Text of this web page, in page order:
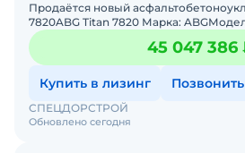
Продаётся новый
7820ABG Titan 7820 Марка:
техники:
г.Мощность:
45 047 386
Купить в лизинг Позвонить
Обновлено сегодня
СПЕЦДОРСТРОЙ